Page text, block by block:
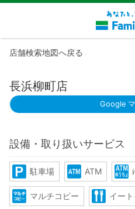
店舗検索地図へ戻る
長浜柳町店
Google
設備・取り扱いサービス
駐車場 ATM
マルチコピー イー